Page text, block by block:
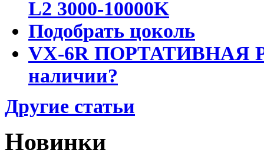
L2 3000-10000K
Подобрать цоколь
VX-6R ПОРТАТИВНАЯ
наличии?
Другие статьи
Новинки